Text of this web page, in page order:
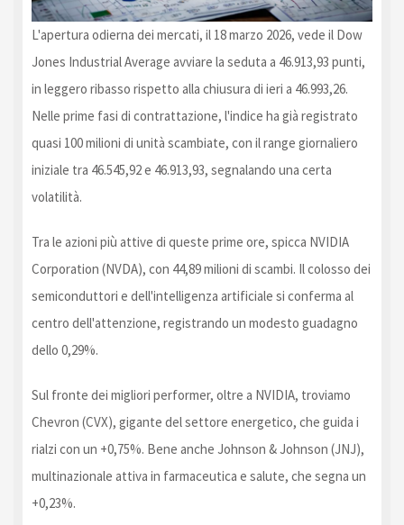
L'apertura odierna dei mercati, il 18 marzo 2026, vede il Dow
Jones Industrial Average avviare la seduta a 46.913,93 punti,
in leggero ribasso rispetto alla chiusura di ieri a 46.993,26.
Nelle prime fasi di contrattazione, l'indice ha già registrato
quasi 100 milioni di unità scambiate, con il range giornaliero
iniziale tra 46.545,92 e 46.913,93, segnalando una certa
volatilità.
Tra le azioni più attive di queste prime ore, spicca NVIDIA
Corporation (NVDA), con 44,89 milioni di scambi. Il colosso dei
semiconduttori e dell'intelligenza artificiale si conferma al
centro dell'attenzione, registrando un modesto guadagno
dello 0,29%.
Sul fronte dei migliori performer, oltre a NVIDIA, troviamo
Chevron (CVX), gigante del settore energetico, che guida i
rialzi con un +0,75%. Bene anche Johnson & Johnson (JNJ),
multinazionale attiva in farmaceutica e salute, che segna un
+0,23%.